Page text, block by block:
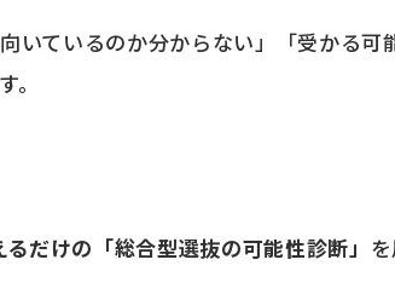
いているのか分からない」「受かる
だけの「総合型選抜の可能性診断」